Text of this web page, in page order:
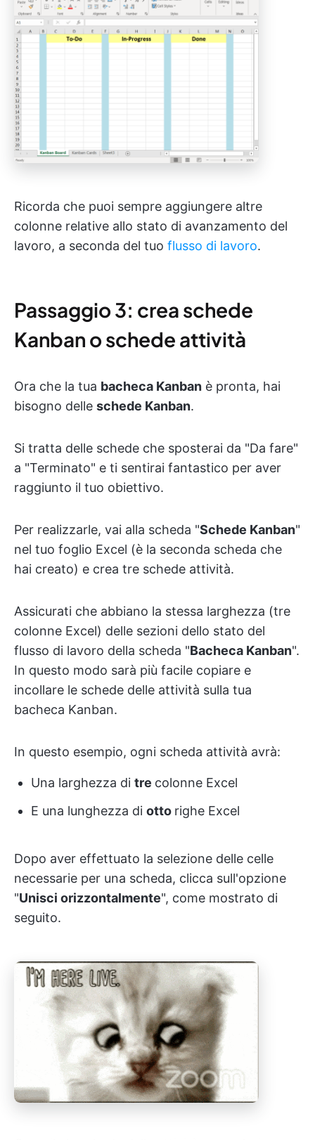
Ricorda che puoi sempre aggiungere altre
colonne relative allo stato di avanzamento del
lavoro, a seconda del tuo flusso di lavoro.
Passaggio 3: crea schede
Kanban o schede attività
Ora che la tua bacheca Kanban è pronta, hai
bisogno delle schede Kanban.
Si tratta delle schede che sposterai da "Da fare"
a "Terminato" e ti sentirai fantastico per aver
raggiunto il tuo obiettivo.
Per realizzarle, vai alla scheda "Schede Kanban"
nel tuo foglio Excel (è la seconda scheda che
hai creato) e crea tre schede attività.
Assicurati che abbiano la stessa larghezza (tre
colonne Excel) delle sezioni dello stato del
flusso di lavoro della scheda "Bacheca Kanban".
In questo modo sarà più facile copiare e
incollare le schede delle attività sulla tua
bacheca Kanban.
In questo esempio, ogni scheda attività avrà:
Una larghezza di tre colonne Excel
E una lunghezza di otto righe Excel
Dopo aver effettuato la selezione delle celle
necessarie per una scheda, clicca sull'opzione
"Unisci orizzontalmente", come mostrato di
seguito.